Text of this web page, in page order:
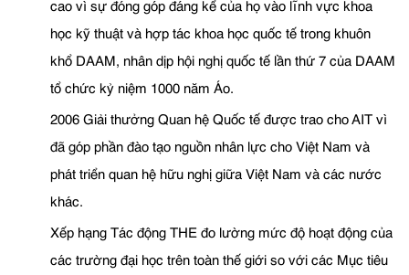
cao vì sự đóng góp đáng kể của họ vào lĩnh vực khoa
học kỹ thuật và hợp tác khoa học quốc tế trong khuôn
khổ DAAM, nhân dịp hội nghị quốc tế lần thứ 7 của DAAM
tổ chức kỷ niệm 1000 năm Áo.
2006 Giải thưởng Quan hệ Quốc tế được trao cho AIT vì
đã góp phần đào tạo nguồn nhân lực cho Việt Nam và
phát triển quan hệ hữu nghị giữa Việt Nam và các nước
khác.
Xếp hạng Tác động THE đo lường mức độ hoạt động của
các trường đại học trên toàn thế giới so với các Mục tiêu